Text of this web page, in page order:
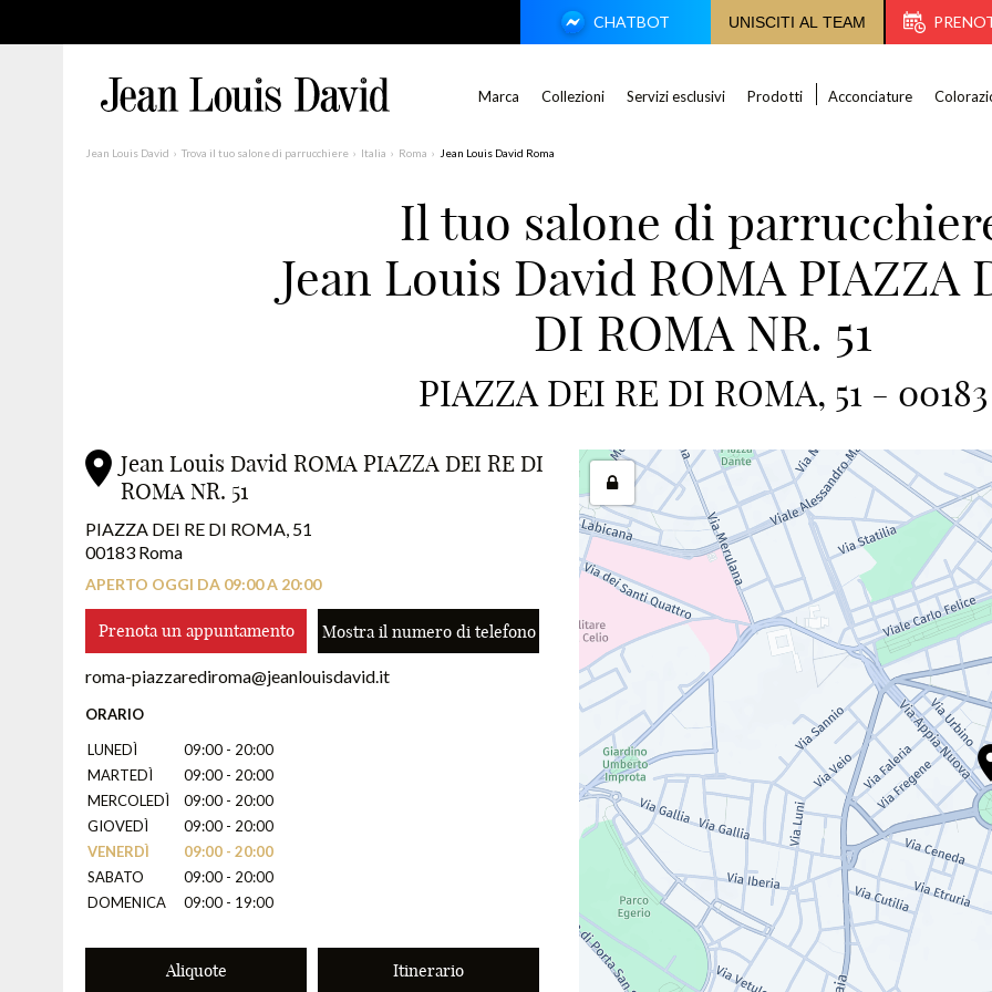
CHATBOT UNISCITI AL TEAM
Marca Collezioni Servizi esclusivi Prodotti Acconciature
Filtri avanzati Italia
Jean Louis David Trova il tuo salone di parrucchiere Italia Roma Jean Louis David Roma
Il tuo salone di
Jean Louis David ROMA PIAZZA
DI ROMA NR. 51
PIAZZA DEI RE DI ROMA, 51 - 00183
Jean Louis David ROMA PIAZZA DEI RE DI
ROMA NR. 51
PIAZZA DEI RE DI ROMA, 51
00183 Roma
APERTO OGGI DA 09:00 A 20:00
Prenota un appuntamento Mostra il numero di telefono
roma-piazzarediroma@jeanlouisdavid.it
ORARIO
LUNEDÌ
09:00 - 20:00
MARTEDÌ
09:00 - 20:00
MERCOLEDÌ
09:00 - 20:00
GIOVEDÌ
09:00 - 20:00
VENERDÌ
09:00 - 20:00
SABATO
09:00 - 20:00
DOMENICA
09:00 - 19:00
Aliquote Itinerario